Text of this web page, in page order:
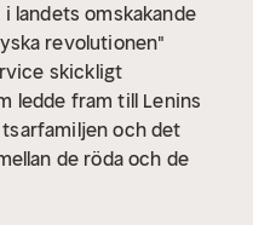
landets omskakande
revolutionen"
skickligt
ledde fram till Lenins
och det
de röda och de